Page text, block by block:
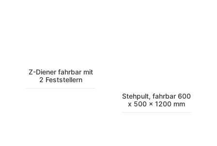
Z-Diener fahrbar mit
2 Feststellern
Stehpult, fahrbar 600
x 500 x 1200 mm